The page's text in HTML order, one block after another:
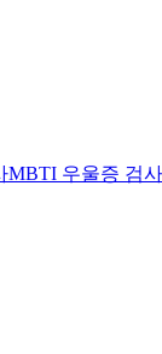
MBTI 우울증 검사